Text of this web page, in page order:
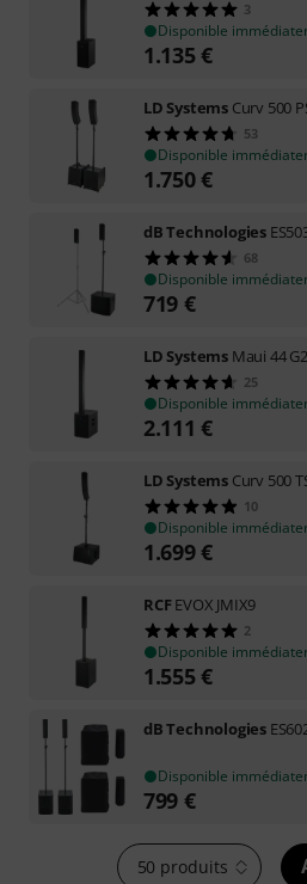
3
Disponible
1.135€
LD Systems Curv 500
53
Disponible
1.750€
dB Technologies
68
Disponible
719 €
LD Systems Maui 44 G2
25
Disponible
2.111 €
LD Systems Curv 500
10
Disponible
1.699€
RCFEVOX JMIX9
2
Disponible
1.555€
dB Technologies
Disponible
799 €
50 produits